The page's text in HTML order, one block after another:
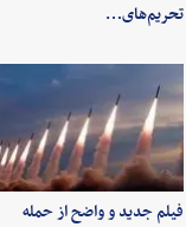
تحریم‌های…
فیلم جدید و واضح از حمله